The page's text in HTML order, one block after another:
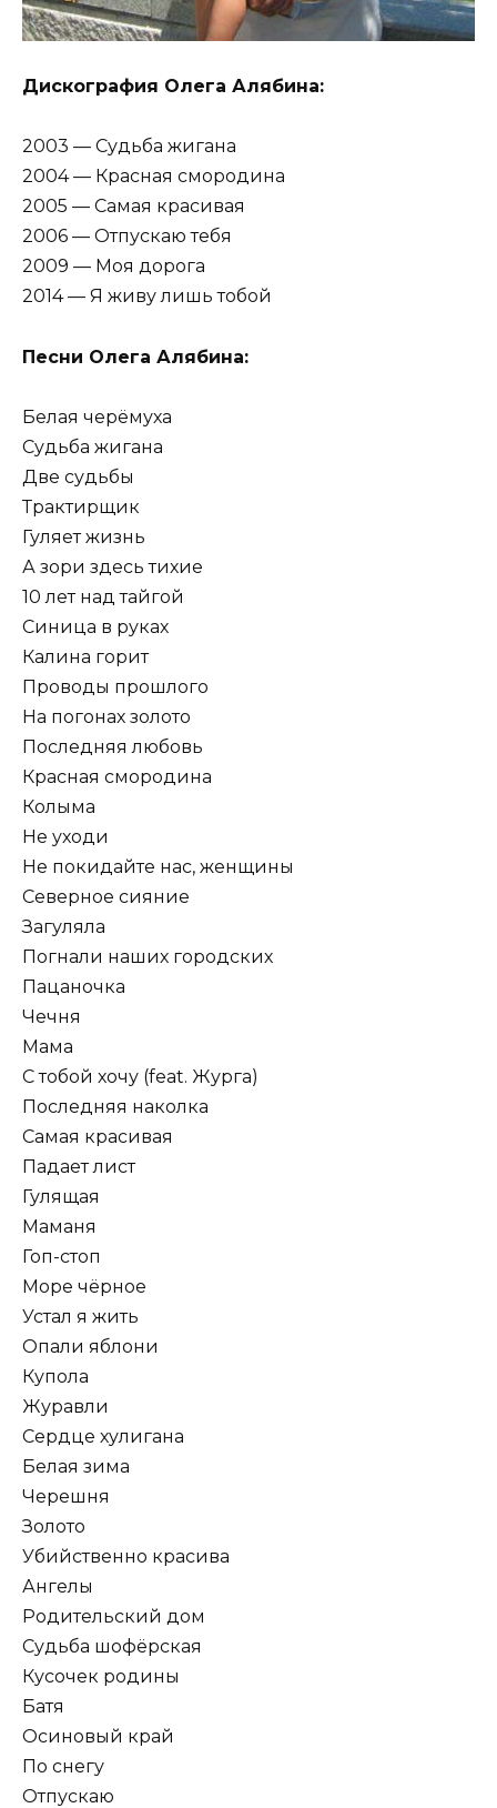
Дискография Олега Алябина:
2003 — Судьба жигана
2004 — Красная смородина
2005 — Самая красивая
2006 — Отпускаю тебя
2009 — Моя дорога
2014 — Я живу лишь тобой
Песни Олега Алябина:
Белая черёмуха
Судьба жигана
Две судьбы
Трактирщик
Гуляет жизнь
А зори здесь тихие
10 лет над тайгой
Синица в руках
Калина горит
Проводы прошлого
На погонах золото
Последняя любовь
Красная смородина
Колыма
Не уходи
Не покидайте нас, женщины
Северное сияние
Загуляла
Погнали наших городских
Пацаночка
Чечня
Мама
С тобой хочу (feat. Журга)
Последняя наколка
Самая красивая
Падает лист
Гулящая
Маманя
Гоп-стоп
Море чёрное
Устал я жить
Опали яблони
Купола
Журавли
Сердце хулигана
Белая зима
Черешня
Золото
Убийственно красива
Ангелы
Родительский дом
Судьба шофёрская
Кусочек родины
Батя
Осиновый край
По снегу
Отпускаю